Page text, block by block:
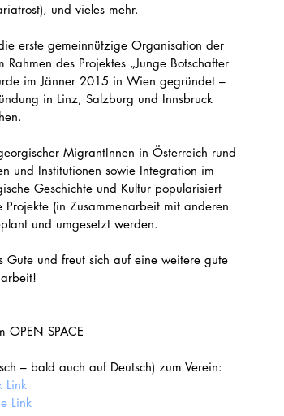
und vieles mehr.
erste gemeinnützige Organisation der
des Projektes „Junge Botschafter
im Jänner 2015 in Wien gegründet –
in Linz, Salzburg und Innsbruck
MigrantInnen in Österreich rund
und Institutionen sowie Integration im
Geschichte und Kultur popularisiert
(in Zusammenarbeit mit anderen
und umgesetzt werden.
Gute und freut sich auf eine weitere gute
OPEN SPACE
– bald auch auf Deutsch) zum Verein:
Link
Link